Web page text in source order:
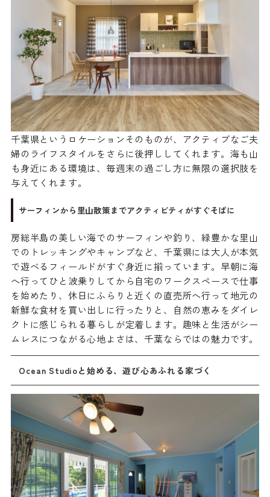
千葉県というロケーションそのものが、アクティブなご夫
婦のライフスタイルをさらに後押ししてくれます。海も山
も身近にある環境は、毎週末の過ごし方に無限の選択肢を
与えてくれます。
サーフィンから里山散策までアクティビティがすぐそばに
房総半島の美しい海でのサーフィンや釣り、緑豊かな里山
でのトレッキングやキャンプなど、千葉県には大人が本気
で遊べるフィールドがすぐ身近に揃っています。早朝に海
へ行ってひと波乗りしてから自宅のワークスペースで仕事
を始めたり、休日にふらりと近くの直売所へ行って地元の
新鮮な食材を買い出しに行ったりと、自然の恵みをダイレ
クトに感じられる暮らしが定着します。趣味と生活がシー
ムレスにつながる心地よさは、千葉ならではの魅力です。
Ocean Studioと始める、遊び心あふれる家づく